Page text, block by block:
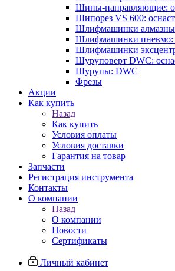
Шины-направляющие:
Шипорез VS 600:
Шлифмашинки
Шлифмашинки пневмо:
Шлифмашинки
Шуруповерт DWC:
Шурупы: DWC
Фрезы
Акции
Как купить
Назад
Как купить
Условия оплаты
Условия доставки
Гарантия на товар
Запчасти
Регистрация инструмента
Контакты
О компании
Назад
О компании
Новости
Сертификаты
Личный кабинет